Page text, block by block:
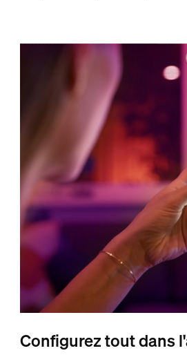
Configurez tout dans